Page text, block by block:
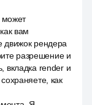
может
вам
движок рендера
разрешение и
вкладка render и
как